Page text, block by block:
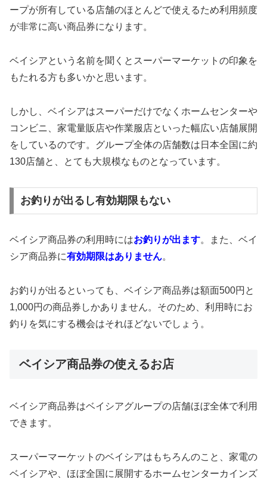
ープが所有している店舗のほとんどで使えるため利用頻度
が非常に高い商品券になります。
ベイシアという名前を聞くとスーパーマーケットの印象を
もたれる方も多いかと思います。
しかし、ベイシアはスーパーだけでなくホームセンターや
コンビニ、家電量販店や作業服店といった幅広い店舗展開
をしているのです。グループ全体の店舗数は日本全国に約
130店舗と、とても大規模なものとなっています。
お釣りが出るし有効期限もない
ベイシア商品券の利用時にはお釣りが出ます。また、ベイ
シア商品券に有効期限はありません。
お釣りが出るといっても、ベイシア商品券は額面500円と
1,000円の商品券しかありません。そのため、利用時にお
釣りを気にする機会はそれほどないでしょう。
ベイシア商品券の使えるお店
ベイシア商品券はベイシアグループの店舗ほぼ全体で利用
できます。
スーパーマーケットのベイシアはもちろんのこと、家電の
ベイシアや、ほぼ全国に展開するホームセンターカインズ